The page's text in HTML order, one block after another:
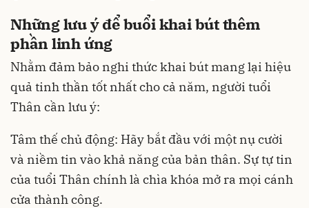
Những lưu ý để buổi khai bút thêm
phần linh ứng
Nhằm đảm bảo nghi thức khai bút mang lại hiệu
quả tinh thần tốt nhất cho cả năm, người tuổi
Thân cần lưu ý:
Tâm thế chủ động: Hãy bắt đầu với một nụ cười
và niềm tin vào khả năng của bản thân. Sự tự tin
của tuổi Thân chính là chìa khóa mở ra mọi cánh
cửa thành công.